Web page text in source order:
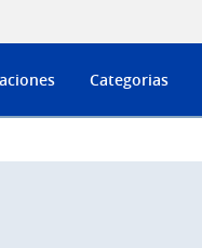
Categorias